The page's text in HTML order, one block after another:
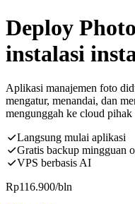
Deploy
instalasi
Aplikasi manajemen foto
mengatur, menandai, dan
mengunggah ke cloud pihak
Langsung mulai aplikasi
Gratis backup mingguan
VPS berbasis AI
Rp116.900/bln